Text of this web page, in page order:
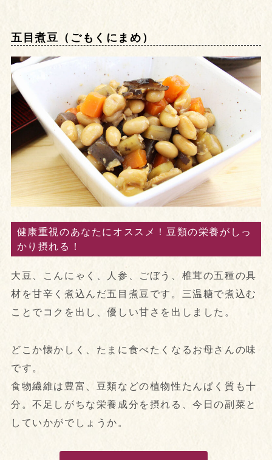
五目煮豆（ごもくにまめ）
健康重視のあなたにオススメ！豆類の栄養がしっ
かり摂れる！
大豆、こんにゃく、人参、ごぼう、椎茸の五種の具
材を甘辛く煮込んだ五目煮豆です。三温糖で煮込む
ことでコクを出し、優しい甘さを出しました。
どこか懐かしく、たまに食べたくなるお母さんの味
です。
食物繊維は豊富、豆類などの植物性たんぱく質も十
分。不足しがちな栄養成分を摂れる、今日の副菜と
していかがでしょうか。